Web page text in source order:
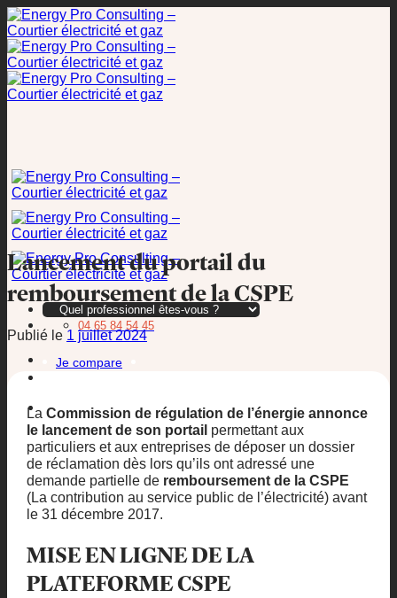
Passer
au
contenu
04 65 84 54 45
Je compare
Lancement du portail du
remboursement de la CSPE
Publié le 1 juillet 2024
La Commission de régulation de l’énergie annonce
le lancement de son portailpermettant aux
particuliers et aux entreprises de déposer un dossier
de réclamation dès lors qu’ils ont adressé une
demande partielle de remboursement de la CSPE
(La contribution au service public de l’électricité) avant
le 31 décembre 2017.
MISE EN LIGNE DE LA
PLATEFORME CSPE